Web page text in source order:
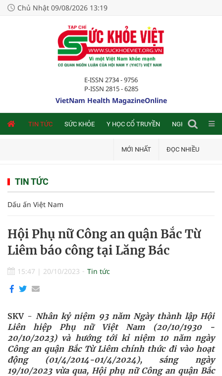
Chủ Nhật 09/08/2026 13:19
E-ISSN 2734 - 9756
P-ISSN 2815 - 6285
VietNam Health MagazineOnline
TIN TỨC SỨC KHỎE Y HỌC CỔ TRUYỀN NGHIÊN CỨU
MỚI NHẤT ĐỌC NHIỀU
TIN TỨC
Dấu ấn Việt Nam
Hội Phụ nữ Công an quận Bắc Từ
Liêm báo công tại Lăng Bác
15:47 | 20/10/2023 Tin tức
SKV -Nhân kỷ niệm 93 năm Ngày thành lập Hội
Liên hiệp Phụ nữ Việt Nam (20/10/1930 -
20/10/2023)vàhướng tới kỉ niệm 10 năm ngày
Công an quận Bắc Từ Liêm chính thức đi vào hoạt
động (01/4/2014-01/4/2024), sáng ngày
19/10/2023 vừa qua,Hội phụ nữCông an quận Bắc